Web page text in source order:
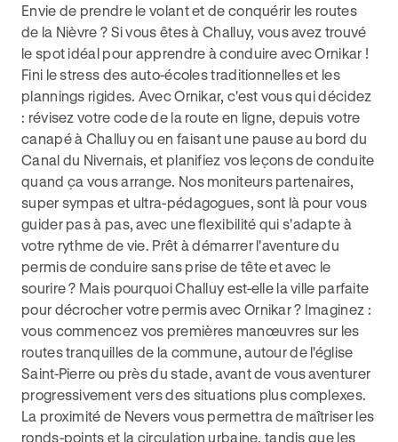
Envie de prendre le volant et de conquérir les routes
de la Nièvre ? Si vous êtes à Challuy, vous avez trouvé
le spot idéal pour apprendre à conduire avec Ornikar !
Fini le stress des auto-écoles traditionnelles et les
plannings rigides. Avec Ornikar, c'est vous qui décidez
: révisez votre code de la route en ligne, depuis votre
canapé à Challuy ou en faisant une pause au bord du
Canal du Nivernais, et planifiez vos leçons de conduite
quand ça vous arrange. Nos moniteurs partenaires,
super sympas et ultra-pédagogues, sont là pour vous
guider pas à pas, avec une flexibilité qui s'adapte à
votre rythme de vie. Prêt à démarrer l'aventure du
permis de conduire sans prise de tête et avec le
sourire ? Mais pourquoi Challuy est-elle la ville parfaite
pour décrocher votre permis avec Ornikar ? Imaginez :
vous commencez vos premières manœuvres sur les
routes tranquilles de la commune, autour de l'église
Saint-Pierre ou près du stade, avant de vous aventurer
progressivement vers des situations plus complexes.
La proximité de Nevers vous permettra de maîtriser les
ronds-points et la circulation urbaine, tandis que les